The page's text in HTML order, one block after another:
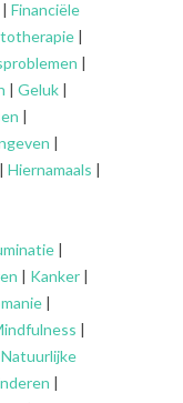
| Financiële
|
|
| Geluk |
|
|
| Hiernamaals |
|
| Kanker |
|
|
Natuurlijke
|